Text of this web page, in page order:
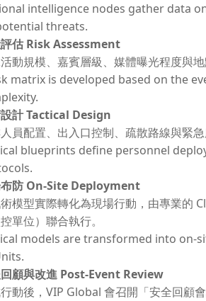
intelligence nodes gather data
threats.
估 Risk Assessment
動規模、嘉賓層級、媒體曝光程度與地
matrix is developed based on the
計 Tactical Design
員配置、出入口控制、疏散路線與緊急
blueprints define personnel
防 On-Site Deployment
模型實際轉化為現場行動，由專業的
控單位）聯合執行。
models are transformed into on-
顧與改進 Post-Event Review
動後，VIP Global 會召開「安全回顧